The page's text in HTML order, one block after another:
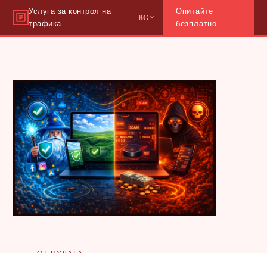
Услуга за контрол на
трафика
BG
Опитайте
безплатно